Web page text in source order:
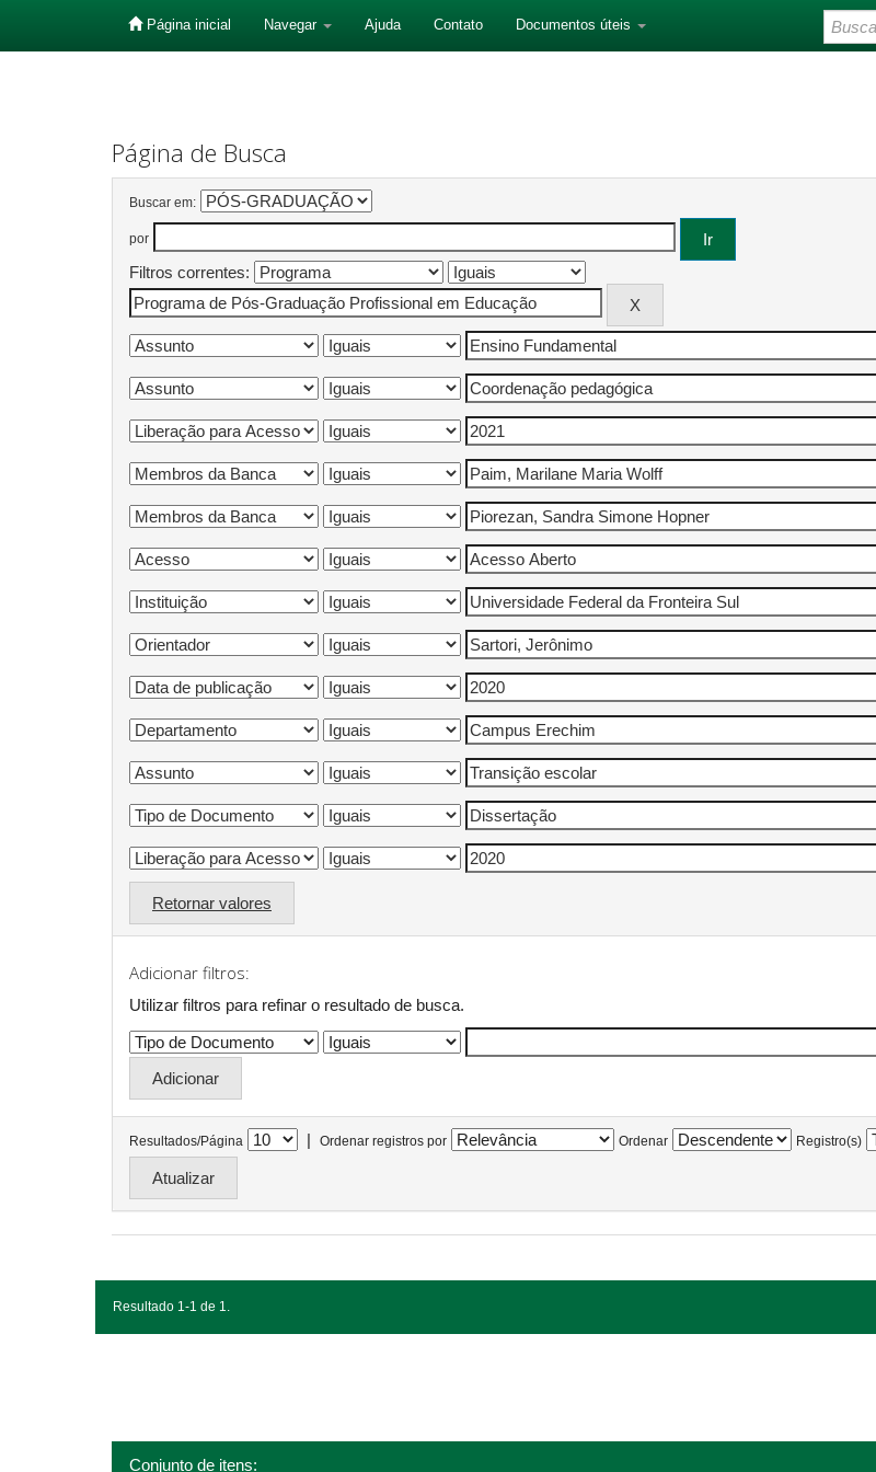
Página inicial Navegar Ajuda Contato Documentos úteis
Página de Busca
Buscar em:
por
Filtros correntes:
Retornar valores
Adicionar filtros:
Utilizar filtros para refinar o resultado de busca.
Resultados/Página | Ordenar registros por Ordenar Registro(s)
Resultado 1-1 de 1.
Conjunto de itens: